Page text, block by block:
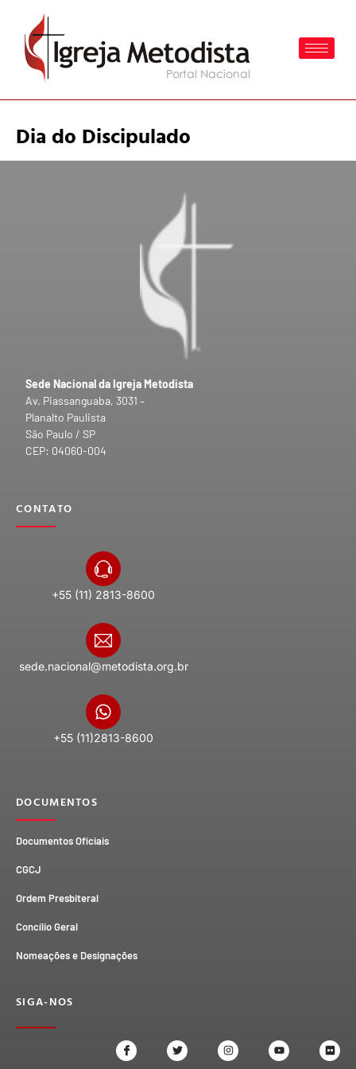
Dia do Discipulado
Sede Nacional da Igreja Metodista
Av. Piassanguaba, 3031 –
Planalto Paulista
São Paulo / SP
CEP: 04060-004
CONTATO
+55 (11) 2813-8600
sede.nacional@metodista.org.br
+55 (11)2813-8600
DOCUMENTOS
Documentos Oficiais
CGCJ
Ordem Presbiteral
Concílio Geral
Nomeações e Designações
SIGA-NOS